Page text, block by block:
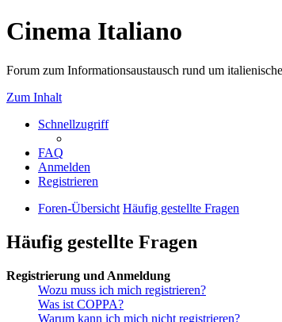
Cinema Italiano
Forum zum Informationsaustausch rund um
Zum Inhalt
Schnellzugriff
FAQ
Anmelden
Registrieren
Foren-Übersicht Häufig gestellte Fragen
Häufig gestellte Fragen
Registrierung und Anmeldung
Wozu muss ich mich registrieren?
Was ist COPPA?
Warum kann ich mich nicht registrieren?